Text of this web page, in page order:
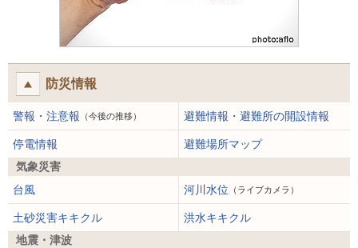
防災情報
警報・注意報 （今後の推移） 避難情報・避難所の開設情報
停電情報
避難場所マップ
気象災害
台風
河川水位 （ライブカメラ）
土砂災害キキクル
洪水キキクル
地震・津波